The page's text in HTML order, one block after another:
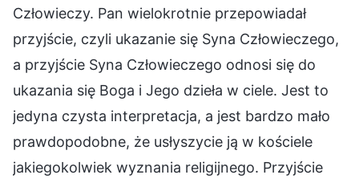
Człowieczy. Pan wielokrotnie przepowiadał
przyjście, czyli ukazanie się Syna Człowieczego,
a przyjście Syna Człowieczego odnosi się do
ukazania się Boga i Jego dzieła w ciele. Jest to
jedyna czysta interpretacja, a jest bardzo mało
prawdopodobne, że usłyszycie ją w kościele
jakiegokolwiek wyznania religijnego. Przyjście